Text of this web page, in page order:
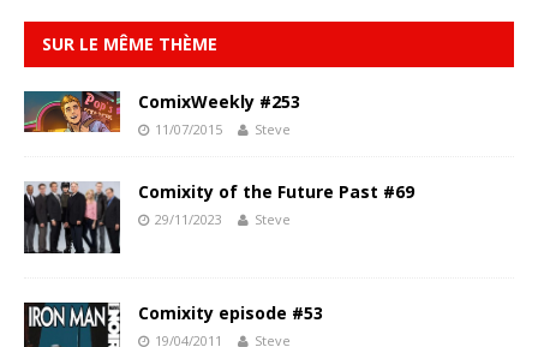
SUR LE MÊME THÈME
ComixWeekly #253
11/07/2015 Steve
Comixity of the Future Past #69
29/11/2023 Steve
Comixity episode #53
19/04/2011 Steve